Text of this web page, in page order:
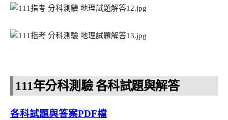
111年分科測驗 各科試題與解答
各科試題與答案PDF檔